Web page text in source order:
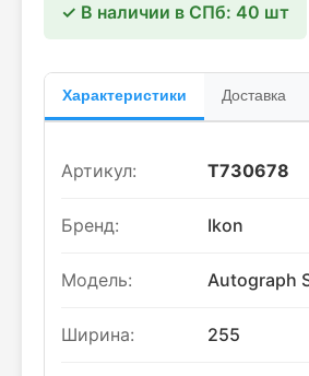
✓ В наличии в СПб: 40 шт
Характеристики Доставка
Артикул: T730678
Бренд: Ikon
Модель: Autograph
Ширина: 255